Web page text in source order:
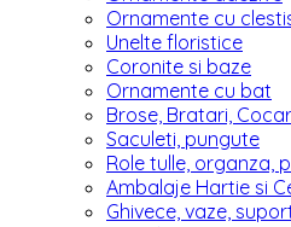
Ornamente cu
Unelte floristice
Coronite si baze
Ornamente cu bat
Brose, Bratari,
Saculeti, pungute
Role tulle, organza,
Ambalaje Hartie si
Ghivece, vaze,